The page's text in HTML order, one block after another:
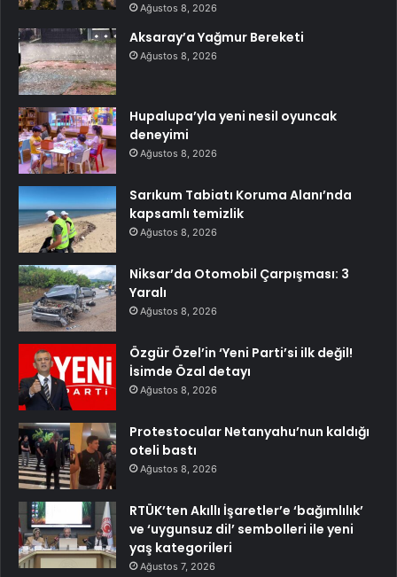
Ağustos 8, 2026
Aksaray’a Yağmur Bereketi
Ağustos 8, 2026
Hupalupa’yla yeni nesil oyuncak
deneyimi
Ağustos 8, 2026
Sarıkum Tabiatı Koruma Alanı’nda
kapsamlı temizlik
Ağustos 8, 2026
Niksar’da Otomobil Çarpışması: 3
Yaralı
Ağustos 8, 2026
Özgür Özel’in ‘Yeni Parti’si ilk değil!
İsimde Özal detayı
Ağustos 8, 2026
Protestocular Netanyahu’nun kaldığı
oteli bastı
Ağustos 8, 2026
RTÜK’ten Akıllı İşaretler’e ‘bağımlılık’
ve ‘uygunsuz dil’ sembolleri ile yeni
yaş kategorileri
Ağustos 7, 2026